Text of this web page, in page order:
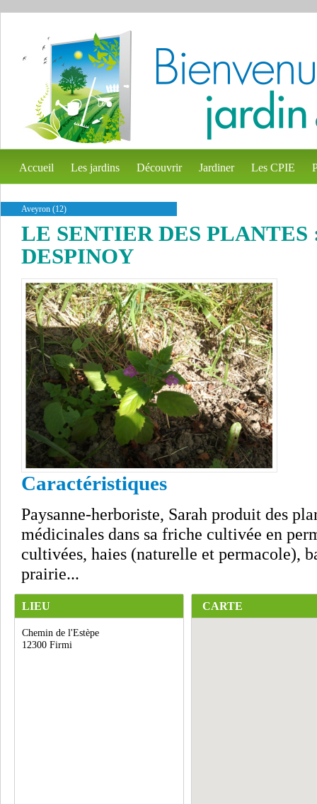
Accueil Les jardins Découvrir Jardiner Les CPIE
Aveyron (12)
LE SENTIER DES PLANTES
DESPINOY
Caractéristiques
Paysanne-herboriste, Sarah produit des
médicinales dans sa friche cultivée en
cultivées, haies (naturelle et permacole),
prairie...
LIEU
Chemin de l'Estèpe
12300 Firmi
CARTE